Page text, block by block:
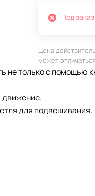
Под заказ
Цена
может
не только с помощью
движение.
для подвешивания.